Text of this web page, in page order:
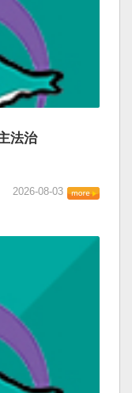
法治
2026-08-03